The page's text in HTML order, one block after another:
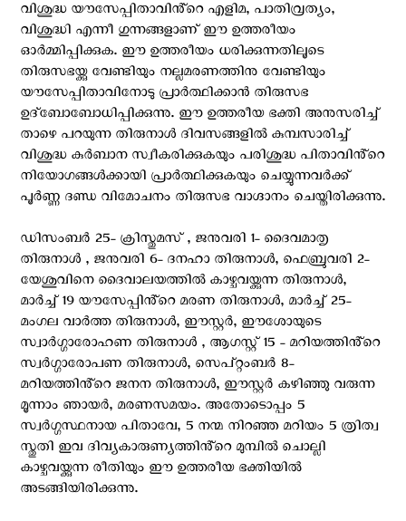
വിശുദ്ധ യൗസേപ്പിതാവിൻ്റെ എളിമ, പാതിവ്രത്യം,
വിശുദ്ധി എന്നീ ഗുന്നങ്ങളാണ് ഈ ഉത്തരീയം
ഓർമ്മിപ്പിക്കുക. ഈ ഉത്തരീയം ധരിക്കുന്നതിലൂടെ
തിരുസഭയ്ക്കു വേണ്ടിയും നല്ലമരണത്തിനു വേണ്ടിയും
യൗസേപ്പിതാവിനോടു പ്രാർത്ഥിക്കാൻ തിരുസഭ
ഉദ്ബോബോധിപ്പിക്കുന്നു. ഈ ഉത്തരീയ ഭക്തി അനുസരിച്ച്
താഴെ പറയുന്ന തിരുനാൾ ദിവസങ്ങളിൽ കുമ്പസാരിച്ച്
വിശുദ്ധ കുർബാന സ്വീകരിക്കുകയും പരിശുദ്ധ പിതാവിൻ്റെ
നിയോഗങ്ങൾക്കായി പ്രാർത്ഥിക്കുകയും ചെയ്യുന്നവർക്ക്
പൂർണ്ണ ദണ്ഡ വിമോചനം തിരുസഭ വാഗ്ദാനം ചെയ്തിരിക്കുന്നു.
ഡിസംബർ 25- ക്രിസ്തുമസ് , ജനുവരി 1- ദൈവമാതൃ
തിരുനാൾ , ജനുവരി 6- ദനഹാ തിരുനാൾ, ഫെബ്രുവരി 2-
യേശുവിനെ ദൈവാലയത്തിൽ കാഴ്ചവയ്ക്കുന്ന തിരുനാൾ,
മാർച്ച് 19 യൗസേപ്പിൻ്റെ മരണ തിരുനാൾ, മാർച്ച് 25-
മംഗല വാർത്ത തിരുനാൾ, ഈസ്റ്റർ, ഈശോയുടെ
സ്വാർഗ്ഗാരോഹണ തിരുനാൾ , ആഗസ്റ്റ് 15 - മറിയത്തിൻ്റെ
സ്വർഗ്ഗാരോപണ തിരുനാൾ, സെപ്റ്റംബർ 8-
മറിയത്തിൻ്റെ ജനന തിരുനാൾ, ഈസ്റ്റർ കഴിഞ്ഞു വരുന്ന
മൂന്നാം ഞായർ, മരണസമയം. അതോടൊപ്പം 5
സ്വർഗ്ഗസ്ഥനായ പിതാവേ, 5 നന്മ നിറഞ്ഞ മറിയം 5 ത്രിത്വ
സ്തുതി ഇവ ദിവ്യകാരുണ്യത്തിൻ്റെ മുമ്പിൽ ചൊല്ലി
കാഴ്ചവയ്ക്കുന്ന രീതിയും ഈ ഉത്തരീയ ഭക്തിയിൽ
അടങ്ങിയിരിക്കുന്നു.